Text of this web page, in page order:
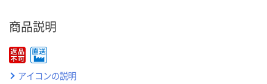
商品説明
アイコンの説明